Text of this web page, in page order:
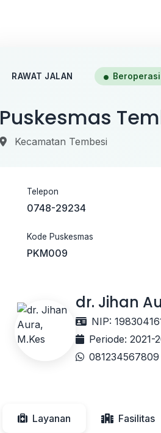
RAWAT JALAN Beroperasi
Puskesmas
Kecamatan Tembesi
Telepon
0748-29234
Kode Puskesmas
PKM009
dr. Jihan
NIP:
Periode: 2021-
081234567809
Layanan Fasilitas